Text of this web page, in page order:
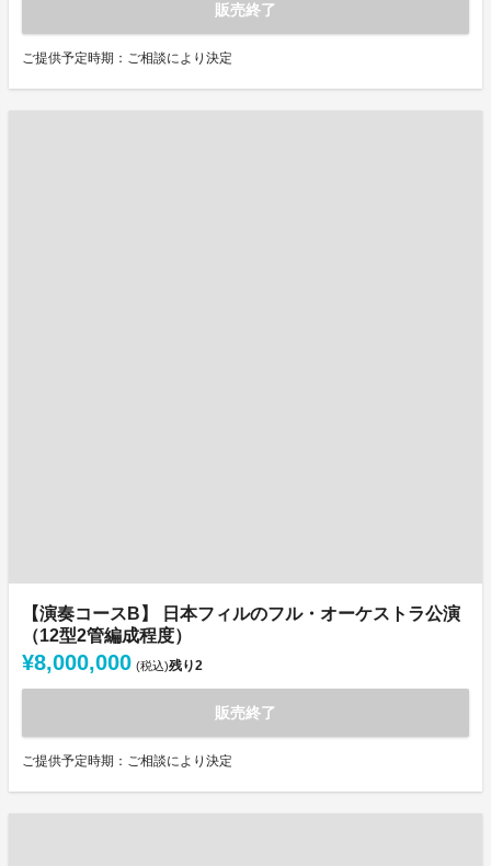
販売終了
ご提供予定時期：ご相談により決定
【演奏コースB】 日本フィルのフル・オーケストラ公演
（12型2管編成程度）
¥8,000,000 (税込)残り2
販売終了
ご提供予定時期：ご相談により決定